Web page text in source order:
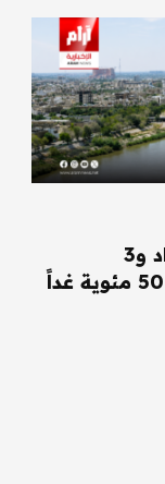
الأنواء الجوية: بغداد و3